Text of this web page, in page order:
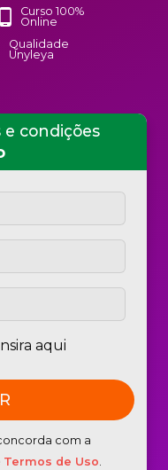
ser Aluno
phone_android
Curso 100%
Online
Qualidade
Unyleya
e condições
aqui
com a
Termos de Uso.